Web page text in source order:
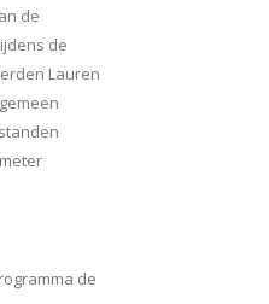
de
de
Lauren
de